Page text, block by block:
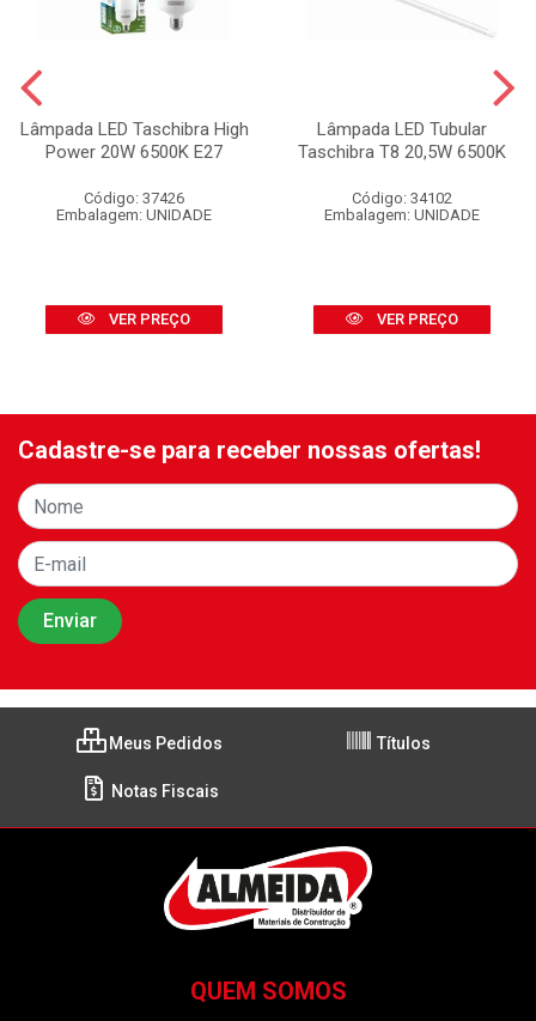
Lâmpada LED Taschibra High
Power 20W 6500K E27
Código: 37426
Embalagem: UNIDADE
VER PREÇO
Lâmpada LED Tubular
Taschibra T8 20,5W 6500K
Código: 34102
Embalagem: UNIDADE
VER PREÇO
Cadastre-se para receber nossas ofertas!
Meus Pedidos Títulos
Notas Fiscais
QUEM SOMOS